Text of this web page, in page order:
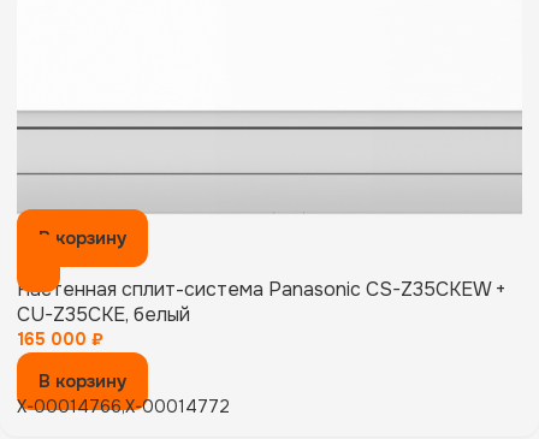
В корзину
Настенная сплит-система Panasonic CS-Z35CKEW +
CU-Z35CKE, белый
165 000 ₽
В корзину
X-00014766,X-00014772